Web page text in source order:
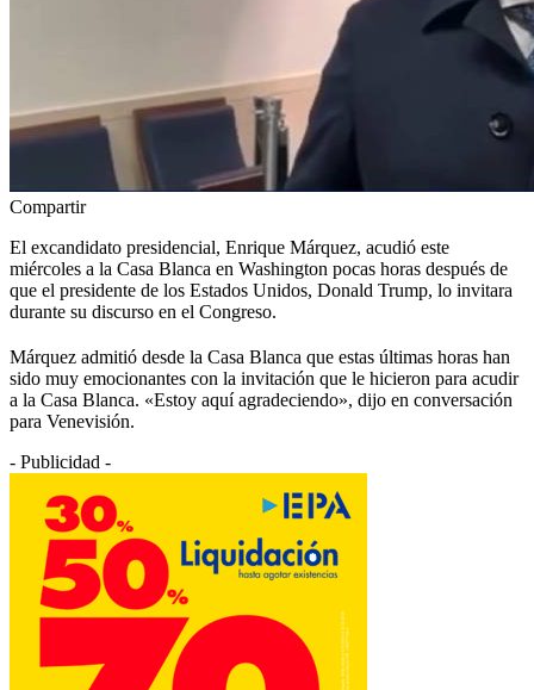
Compartir
El excandidato presidencial, Enrique Márquez, acudió este
miércoles a la Casa Blanca en Washington pocas horas después de
que el presidente de los Estados Unidos, Donald Trump, lo invitara
durante su discurso en el Congreso.
Márquez admitió desde la Casa Blanca que estas últimas horas han
sido muy emocionantes con la invitación que le hicieron para acudir
a la Casa Blanca. «Estoy aquí agradeciendo», dijo en conversación
para Venevisión.
- Publicidad -